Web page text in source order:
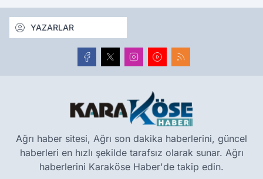
YAZARLAR
Ağrı haber sitesi, Ağrı son dakika haberlerini, güncel
haberleri en hızlı şekilde tarafsız olarak sunar. Ağrı
haberlerini Karaköse Haber'de takip edin.